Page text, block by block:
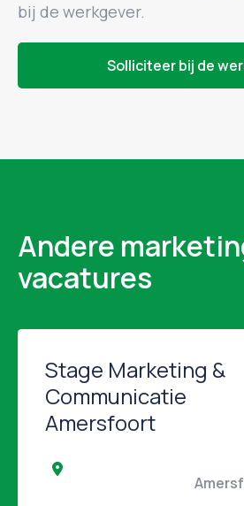
bij de werkgever.
Solliciteer bij de
Andere
vacatures
Stage Marketing &
Communicatie
Amersfoort